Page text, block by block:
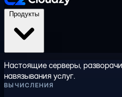
Настоящие серверы,
навязывания услуг.
ВЫЧИСЛЕНИЯ